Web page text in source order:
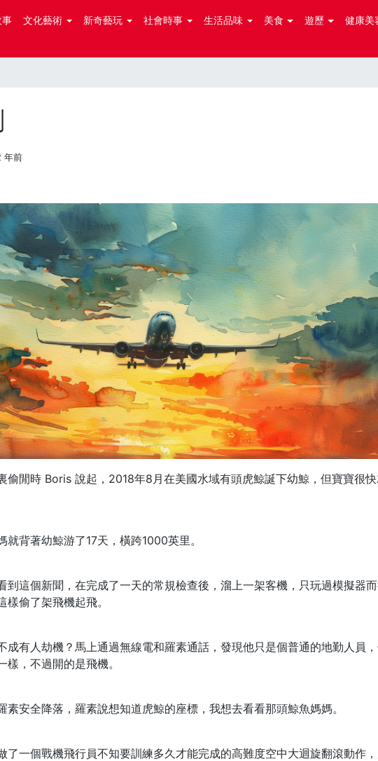
事 文化藝術 新奇藝玩 社會時事 生活品味 美食 遊歷 健康美
年前
偷閒時 Boris 說起，2018年8月在美國水域有頭虎鯨誕下幼鯨，但寶寶很
就背著幼鯨游了17天，橫跨1000英里。
到這個新聞，在完成了一天的常規檢查後，溜上一架客機，只玩過模擬器
偷了架飛機起飛。
成有人劫機？馬上通過無線電和羅素通話，發現他只是個普通的地勤人員
，不過開的是飛機。
素安全降落，羅素說想知道虎鯨的座標，我想去看看那頭鯨魚媽媽。
了一個戰機飛行員不知要訓練多久才能完成的高難度空中大迴旋翻滾動作